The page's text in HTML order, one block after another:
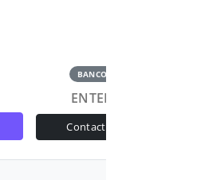
BANCOS Y GOB
ENTERPRISE
contactar ventas